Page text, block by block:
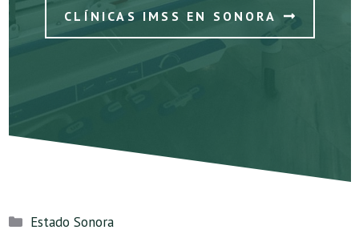
CLÍNICAS IMSS EN SONORA
Categorías
Estado Sonora